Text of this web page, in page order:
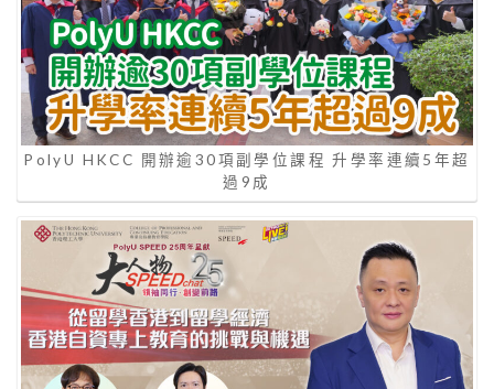
PolyU HKCC 開辦逾30項副學位課程 升學率連續5年超
過9成